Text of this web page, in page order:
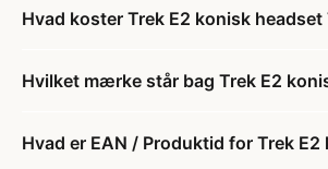
Hvad koster Trek E2 konisk headset
Hvilket mærke står bag Trek E2
Hvad er EAN / Produktid for Trek